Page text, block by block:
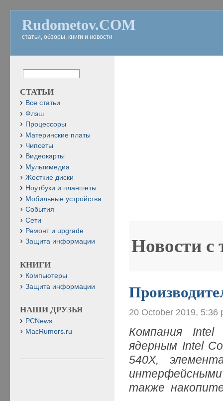
Rudometov.COM
статьи, обзоры, книги и новости
Новости с
20 October 2019, 5:36
Компания
ядерным Intel
540X,
также
СТАТЬИ
Все статьи
Флэш
Процессоры
Материнские платы
Чипсеты
Видеокарты
Мультимедиа
Жесткие диски
Ноутбуки и планшеты
Мобильные устройства
События
Сети
Ремонт и upgrade
Защита информации
КНИГИ
Компьютеры
Защита информации
НАШИ ДРУЗЬЯ
PCNews
MacRumors.ru